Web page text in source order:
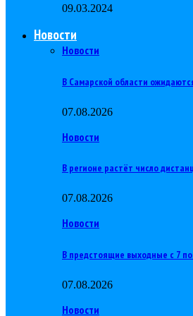
09.03.2024
Новости
Новости
В Самарской области
07.08.2026
Новости
В регионе растёт число
07.08.2026
Новости
В предстоящие выходные с 7
07.08.2026
Новости